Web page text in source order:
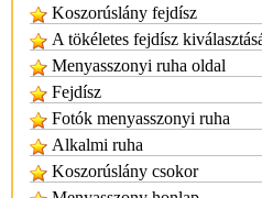
Koszorúslány fejdísz
A tökéletes fejdísz
Menyasszonyi ruha oldal
Fejdísz
Fotók menyasszonyi ruha
Alkalmi ruha
Koszorúslány csokor